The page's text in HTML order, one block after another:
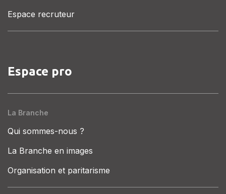
Espace recruteur
Espace pro
La Branche
Qui sommes-nous ?
La Branche en images
Organisation et paritarisme